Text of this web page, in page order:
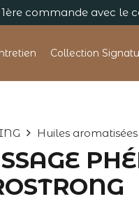
commande avec le
Collection
Huiles aromatisées